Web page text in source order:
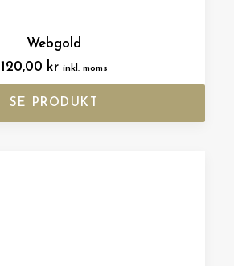
Webgold
120,00 kr inkl. moms
SE PRODUKT